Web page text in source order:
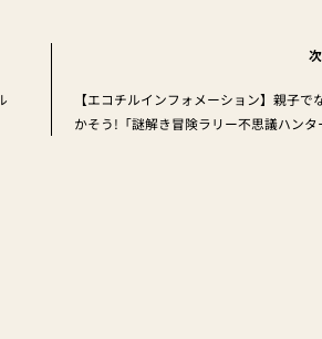
【エコチルインフォメーション】親子で
かそう!「謎解き冒険ラリー不思議ハンタ